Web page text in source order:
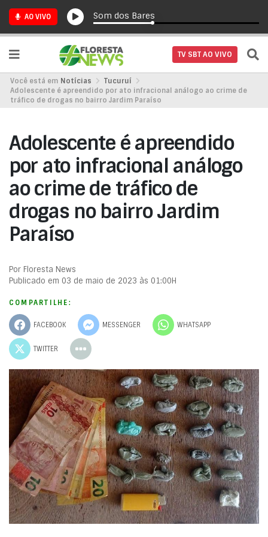
AO VIVO Som dos Bares
TV SBT AO VIVO
Você está em Notícias
Tucuruí
Adolescente é apreendido por ato infracional análogo ao crime de
tráfico de drogas no bairro Jardim Paraíso
Adolescente é apreendido
por ato infracional análogo
ao crime de tráfico de
drogas no bairro Jardim
Paraíso
Por Floresta News
Publicado em 03 de maio de 2023 às 01:00H
COMPARTILHE:
FACEBOOK MESSENGER WHATSAPP
TWITTER